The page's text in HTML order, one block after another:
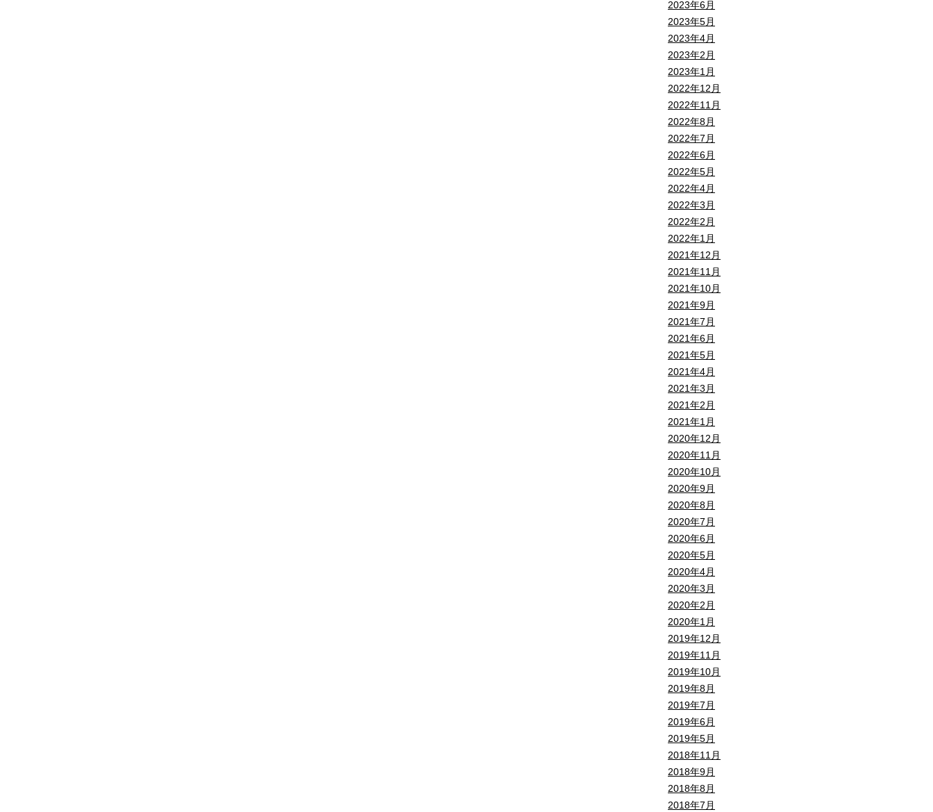
2023年6月
2023年5月
2023年4月
2023年2月
2023年1月
2022年12月
2022年11月
2022年8月
2022年7月
2022年6月
2022年5月
2022年4月
2022年3月
2022年2月
2022年1月
2021年12月
2021年11月
2021年10月
2021年9月
2021年7月
2021年6月
2021年5月
2021年4月
2021年3月
2021年2月
2021年1月
2020年12月
2020年11月
2020年10月
2020年9月
2020年8月
2020年7月
2020年6月
2020年5月
2020年4月
2020年3月
2020年2月
2020年1月
2019年12月
2019年11月
2019年10月
2019年8月
2019年7月
2019年6月
2019年5月
2018年11月
2018年9月
2018年8月
2018年7月